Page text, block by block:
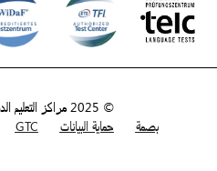
© 2025 مراكز التعليم الدولية GmbH 2025
بصمة
حماية البيانات GTC